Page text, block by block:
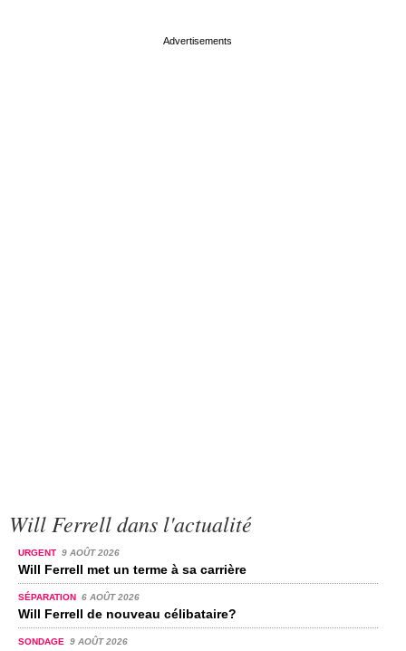
Will Ferrell dans l'actualité
URGENT 9 AOÛT 2026
Will Ferrell met un terme à sa carrière
SÉPARATION 6 AOÛT 2026
Will Ferrell de nouveau célibataire?
SONDAGE 9 AOÛT 2026